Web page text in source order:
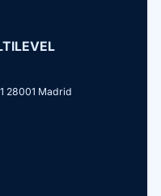
28001 Madrid